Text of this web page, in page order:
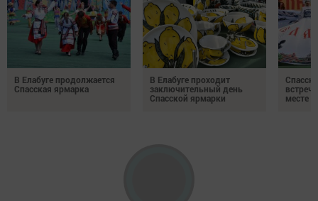
В Елабуге продолжается
Спасская ярмарка
В Елабуге проходит
заключительный день
Спасской ярмарки
месте